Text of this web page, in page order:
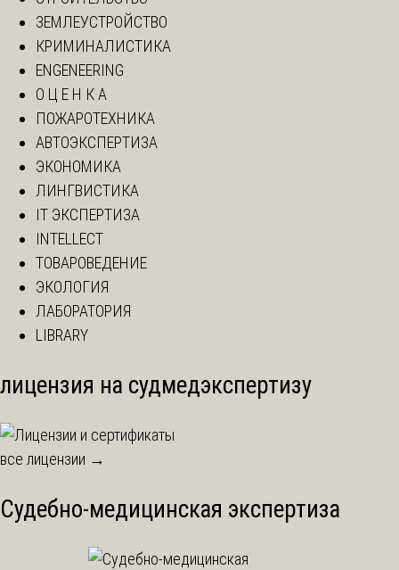
ЗЕМЛЕУСТРОЙСТВО
КРИМИНАЛИСТИКА
ENGENEERING
О Ц Е Н К А
ПОЖАРОТЕХНИКА
АВТОЭКСПЕРТИЗА
ЭКОНОМИКА
ЛИНГВИСТИКА
IT ЭКСПЕРТИЗА
INTELLECT
ТОВАРОВЕДЕНИЕ
ЭКОЛОГИЯ
ЛАБОРАТОРИЯ
LIBRARY
лицензия на судмедэкспертизу
все лицензии →
Судебно-медицинская экспертиза